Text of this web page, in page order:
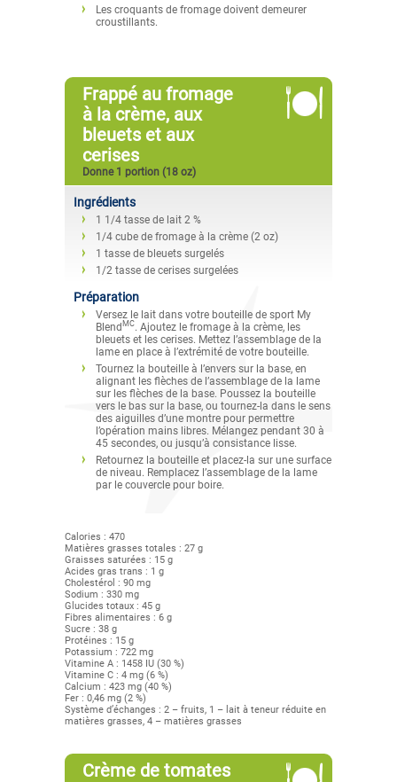
Les croquants de fromage doivent demeurer
croustillants.
Frappé au fromage
à la crème, aux
bleuets et aux
cerises
Donne 1 portion (18 oz)
Ingrédients
1 1/4 tasse de lait 2 %
1/4 cube de fromage à la crème (2 oz)
1 tasse de bleuets surgelés
1/2 tasse de cerises surgelées
Préparation
Versez le lait dans votre bouteille de sport My
Blend MC. Ajoutez le fromage à la crème, les
bleuets et les cerises. Mettez l’assemblage de la
lame en place à l’extrémité de votre bouteille.
Tournez la bouteille à l’envers sur la base, en
alignant les flèches de l’assemblage de la lame
sur les flèches de la base. Poussez la bouteille
vers le bas sur la base, ou tournez-la dans le sens
des aiguilles d’une montre pour permettre
l’opération mains libres. Mélangez pendant 30 à
45 secondes, ou jusqu’à consistance lisse.
Retournez la bouteille et placez-la sur une surface
de niveau. Remplacez l’assemblage de la lame
par le couvercle pour boire.
Calories : 470
Matières grasses totales : 27 g
Graisses saturées : 15 g
Acides gras trans : 1 g
Cholestérol : 90 mg
Sodium : 330 mg
Glucides totaux : 45 g
Fibres alimentaires : 6 g
Sucre : 38 g
Protéines : 15 g
Potassium : 722 mg
Vitamine A : 1458 IU (30 %)
Vitamine C : 4 mg (6 %)
Calcium : 423 mg (40 %)
Fer : 0,46 mg (2 %)
Système d’échanges : 2 – fruits, 1 – lait à teneur réduite en
matières grasses, 4 – matières grasses
Crème de tomates